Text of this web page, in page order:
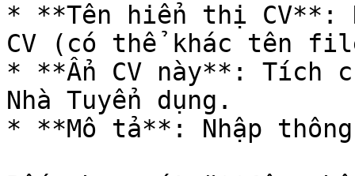
* **Tên hiển thị CV**:
CV (có thể khác tên
* **Ẩn CV này**: Tích
Nhà Tuyển dụng.
* **Mô tả**: Nhập